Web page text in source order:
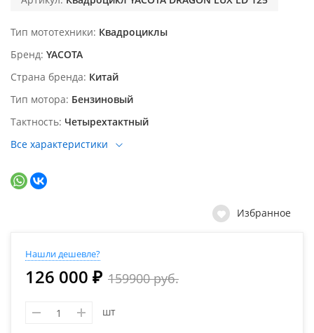
Тип мототехники Квадроциклы
Бренд YACOTA
Страна бренда Китай
Тип мотора Бензиновый
Тактность Четырехтактный
Все характеристики
Избранное
Нашли дешевле?
126 000 ₽ 159900 руб.
шт